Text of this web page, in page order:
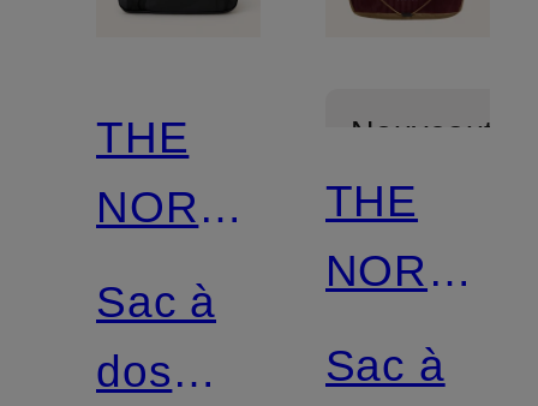
THE
NORTH
FACE
Sac à
dos
Nouveautés
THE
NORTH
FACE
Sac à